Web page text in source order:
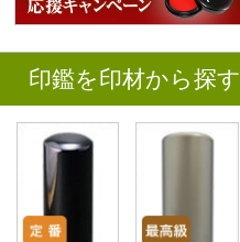
印鑑を印材から探す